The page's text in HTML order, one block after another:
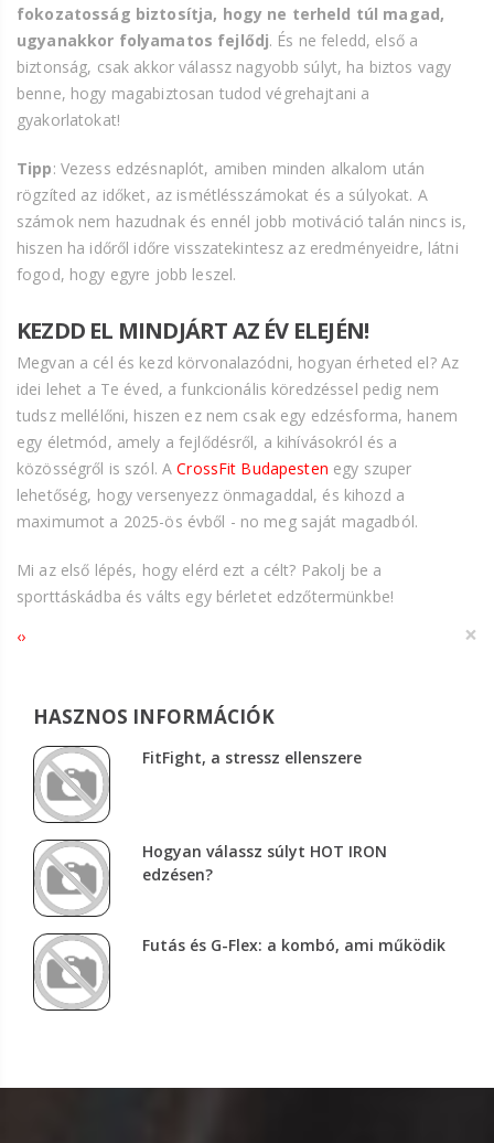
fokozatosság biztosítja, hogy ne terheld túl magad,
ugyanakkor folyamatos fejlődj. És ne feledd, első a
biztonság, csak akkor válassz nagyobb súlyt, ha biztos vagy
benne, hogy magabiztosan tudod végrehajtani a
gyakorlatokat!
Tipp: Vezess edzésnaplót, amiben minden alkalom után
rögzíted az időket, az ismétlésszámokat és a súlyokat. A
számok nem hazudnak és ennél jobb motiváció talán nincs is,
hiszen ha időről időre visszatekintesz az eredményeidre, látni
fogod, hogy egyre jobb leszel.
KEZDD EL MINDJÁRT AZ ÉV ELEJÉN!
Megvan a cél és kezd körvonalazódni, hogyan érheted el? Az
idei lehet a Te éved, a funkcionális köredzéssel pedig nem
tudsz mellélőni, hiszen ez nem csak egy edzésforma, hanem
egy életmód, amely a fejlődésről, a kihívásokról és a
közösségről is szól. ACrossFit Budapesten egy szuper
lehetőség, hogy versenyezz önmagaddal, és kihozd a
maximumot a 2025-ös évből - no meg saját magadból.
Mi az első lépés, hogy elérd ezt a célt? Pakolj be a
sporttáskádba és válts egy bérletet edzőtermünkbe!
‹› ×
HASZNOS INFORMÁCIÓK
FitFight, a stressz ellenszere
Hogyan válassz súlyt HOT IRON
edzésen?
Futás és G-Flex: a kombó, ami működik